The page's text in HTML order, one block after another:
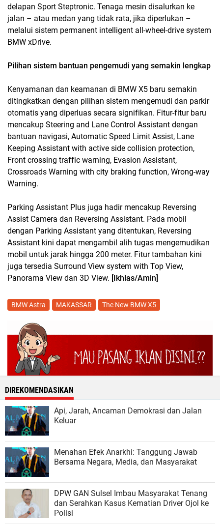
delapan Sport Steptronic. Tenaga mesin disalurkan ke
jalan – atau medan yang tidak rata, jika diperlukan –
melalui sistem permanent intelligent all-wheel-drive system
BMW xDrive.
Pilihan sistem bantuan pengemudi yang semakin lengkap
Kenyamanan dan keamanan di BMW X5 baru semakin
ditingkatkan dengan pilihan sistem mengemudi dan parkir
otomatis yang diperluas secara signifikan. Fitur-fitur baru
mencakup Steering and Lane Control Assistant dengan
bantuan navigasi, Automatic Speed Limit Assist, Lane
Keeping Assistant with active side collision protection,
Front crossing traffic warning, Evasion Assistant,
Crossroads Warning with city braking function, Wrong-way
Warning.
Parking Assistant Plus juga hadir mencakup Reversing
Assist Camera dan Reversing Assistant. Pada mobil
dengan Parking Assistant yang ditentukan, Reversing
Assistant kini dapat mengambil alih tugas mengemudikan
mobil untuk jarak hingga 200 meter. Fitur tambahan kini
juga tersedia Surround View system with Top View,
Panorama View dan 3D View. [Ikhlas/Amin]
BMW Astra MAKASSAR The New BMW X5
DIREKOMENDASIKAN
Api, Jarah, Ancaman Demokrasi dan Jalan
Keluar
Menahan Efek Anarkhi: Tanggung Jawab
Bersama Negara, Media, dan Masyarakat
DPW GAN Sulsel Imbau Masyarakat Tenang
dan Serahkan Kasus Kematian Driver Ojol ke
Polisi